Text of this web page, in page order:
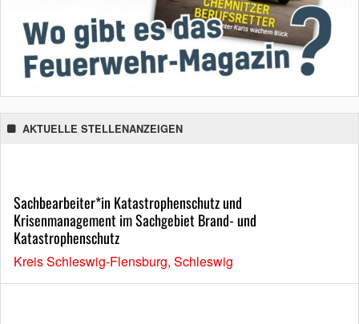
AKTUELLE STELLENANZEIGEN
Sachbearbeiter*in Katastrophenschutz und
Krisenmanagement im Sachgebiet Brand- und
Katastrophenschutz
Kreis Schleswig-Flensburg, Schleswig